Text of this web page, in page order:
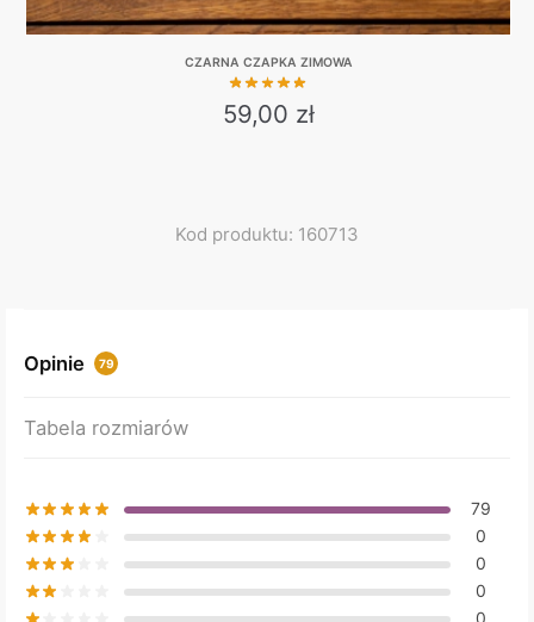
CZARNA CZAPKA ZIMOWA
59,00 zł
multiple
page
Kod produktu: 160713
Opinie 79
Tabela rozmiarów
79
0
0
0